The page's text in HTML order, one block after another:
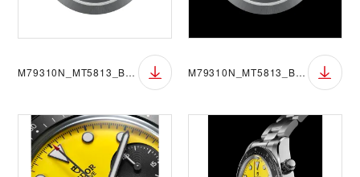
M79310N_MT5813_BGW M79310N_MT5813_BGB